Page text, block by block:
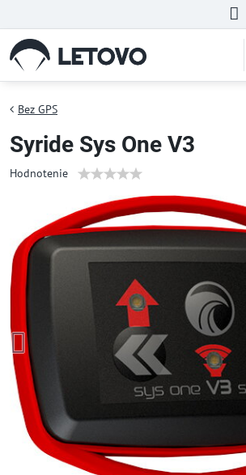
Bez GPS
Syride Sys One V3
Hodnotenie